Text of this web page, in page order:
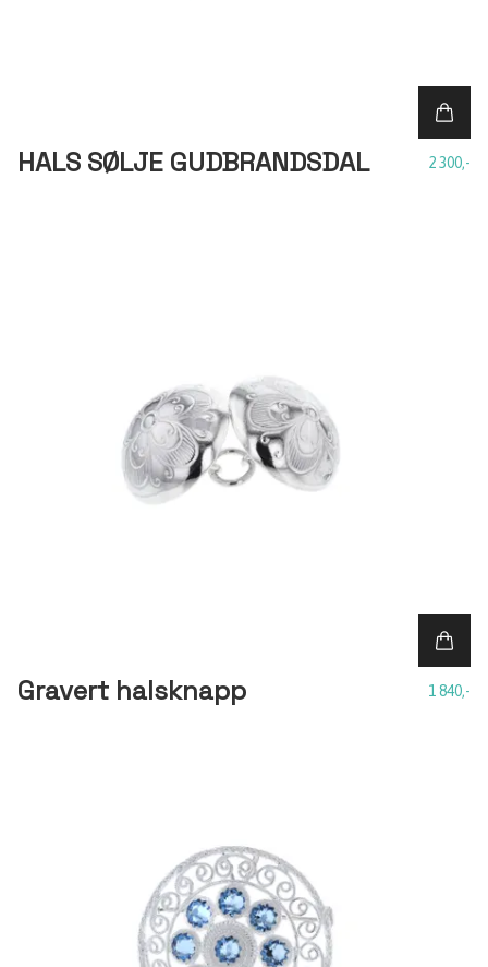
HALS SØLJE GUDBRANDSDAL 2 300,-
Gravert halsknapp 1 840,-